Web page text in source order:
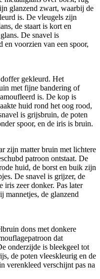
glanzend zwart, waarbij de
is. De vleugels zijn
de staart is kort en
De snavel is
voorzien van een spoor,
gekleurd. Het
met fijne bandering of
is. De kop is
huid rond het oog rood,
is grijsbruin, de poten
spoor, en de iris is bruin.
zijn matter bruin met lichtere
patroon ontstaat. De
huid, de borst en buik zijn
De snavel is grijzer, de
iris zeer donker. Pas later
mannetjes, de glanzend
dons met donkere
dat
onderzijde is bleekgeel tot
de poten vleeskleurig en de
verenkleed verschijnt pas na